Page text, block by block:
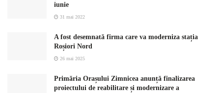
iunie
31 mai 2022
A fost desemnată firma care va moderniza stația
Roșiori Nord
26 mai 2025
Primăria Orașului Zimnicea anunță finalizarea
proiectului de reabilitare și modernizare a